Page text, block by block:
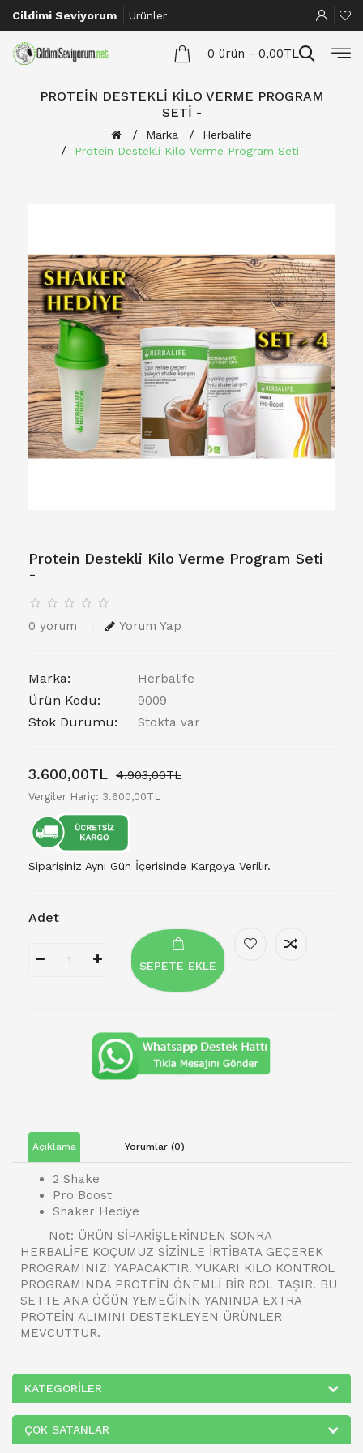
Cildimi Seviyorum Ürünler
0 ürün - 0,00TL
PROTEIN DESTEKLI KILO VERME PROGRAM
SETI -
Marka
Herbalife
Protein Destekli Kilo Verme Program Seti -
Protein Destekli Kilo Verme Program Seti
-
0 yorum Yorum Yap
Marka: Herbalife
Ürün Kodu: 9009
Stok Durumu: Stokta var
3.600,00TL 4.903,00TL
Vergiler Hariç: 3.600,00TL
Siparişiniz Aynı Gün İçerisinde Kargoya Verilir.
Adet
SEPETE EKLE
Açıklama Yorumlar (0)
2 Shake
Pro Boost
Shaker Hediye
Not: ÜRÜN SİPARİŞLERİNDEN SONRA
HERBALİFE KOÇUMUZ SİZİNLE İRTİBATA GEÇEREK
PROGRAMINIZI YAPACAKTIR. YUKARI KİLO KONTROL
PROGRAMINDA PROTEİN ÖNEMLİ BİR ROL TAŞIR. BU
SETTE ANA ÖĞÜN YEMEĞİNİN YANINDA EXTRA
PROTEİN ALIMINI DESTEKLEYEN ÜRÜNLER
MEVCUTTUR.
KATEGORILER
ÇOK SATANLAR